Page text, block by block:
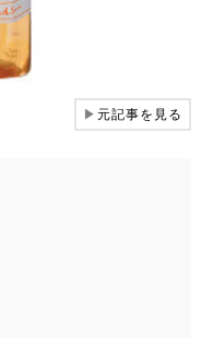
▶元記事を見る